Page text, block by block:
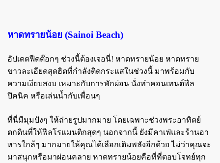
หาดทรายน้อย (Sainoi Beach)
อัปเดตฟีดต๊อกๆ ช่วงนี้ต้องเจอนี่! หาดทรายน้อย หาดทราย
ขาวละเอียดสุดฮิตที่กำลังติดกระแสในช่วงนี้ มาพร้อมกับ
ความเงียบสงบ เหมาะกับการพักผ่อน นั่งทำคอนเทนต์ฟีล
ปิคนิค หรือเล่นน้ำกับเพื่อนๆ
ที่นี่มีมุมปังๆ ให้ถ่ายรูปมากมาย โดยเฉพาะช่วงพระอาทิตย์
ตกดินที่ให้ฟีลโรแมนติกสุดๆ นอกจากนี้ ยังมีคาเฟ่และร้านอา
หารใกล้ๆ มากมายให้คุณได้เลือกเติมพลังอีกด้วย ไม่ว่าคุณจะ
มาสนุกหรือมาผ่อนคลาย หาดทรายน้อยคือที่ที่ตอบโจทย์ทุก